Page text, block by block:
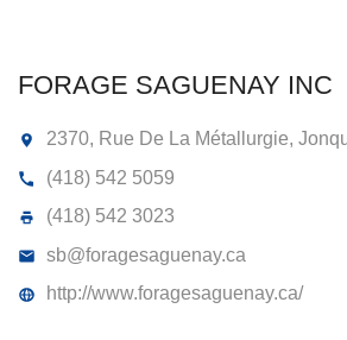
FORAGE SAGUENAY INC